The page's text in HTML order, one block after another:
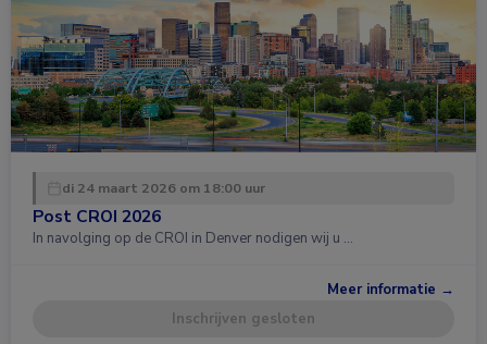
di 24 maart 2026 om 18:00 uur
Post CROI 2026
In navolging op de CROI in Denver nodigen wij u …
Meer informatie →
Inschrijven gesloten